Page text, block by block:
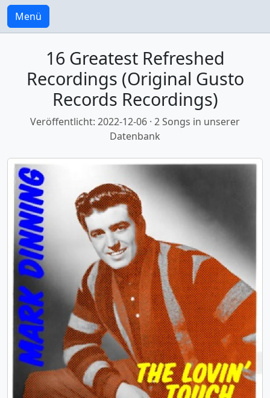
Menü
16 Greatest Refreshed
Recordings (Original Gusto
Records Recordings)
Veröffentlicht: 2022-12-06 · 2 Songs in unserer
Datenbank